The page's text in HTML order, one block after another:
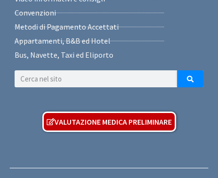
Convenzioni
Metodi di Pagamento Accettati
Appartamenti, B&B ed Hotel
Bus, Navette, Taxi ed Eliporto
VALUTAZIONE MEDICA PRELIMINARE